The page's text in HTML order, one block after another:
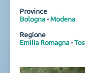
Province
Bologna-Modena
Regione
Emilia Romagna-